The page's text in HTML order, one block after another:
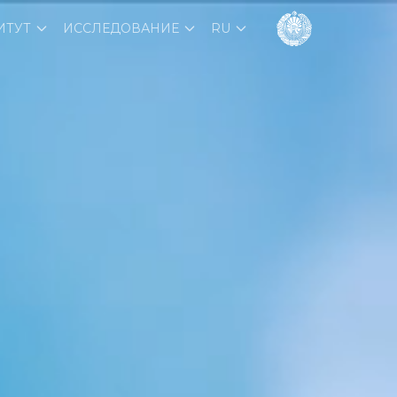
ИССЛЕДОВАНИЕ RU